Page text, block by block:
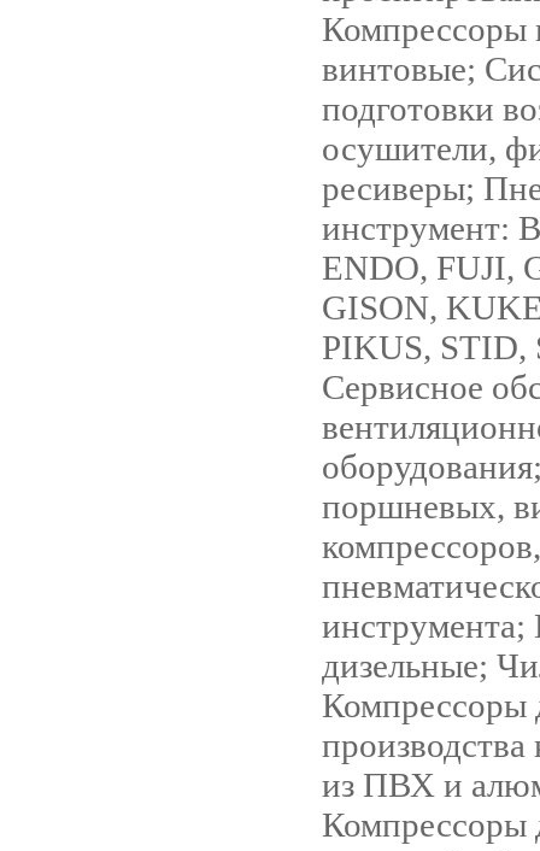
винтовые;
подготовки
осушители,
ресиверы;
инструмент:
ENDO, FUJI,
GISON,
PIKUS,
Сервисное
поршневых,
компрессоров,
инструмента;
дизельные;
Компрессоры
из ПВХ и
Компрессоры